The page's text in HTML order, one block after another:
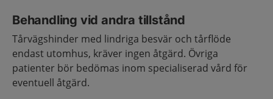
Behandling vid andra tillstånd
Tårvägshinder med lindriga besvär och tårflöde
endast utomhus, kräver ingen åtgärd. Övriga
patienter bör bedömas inom specialiserad vård för
eventuell åtgärd.